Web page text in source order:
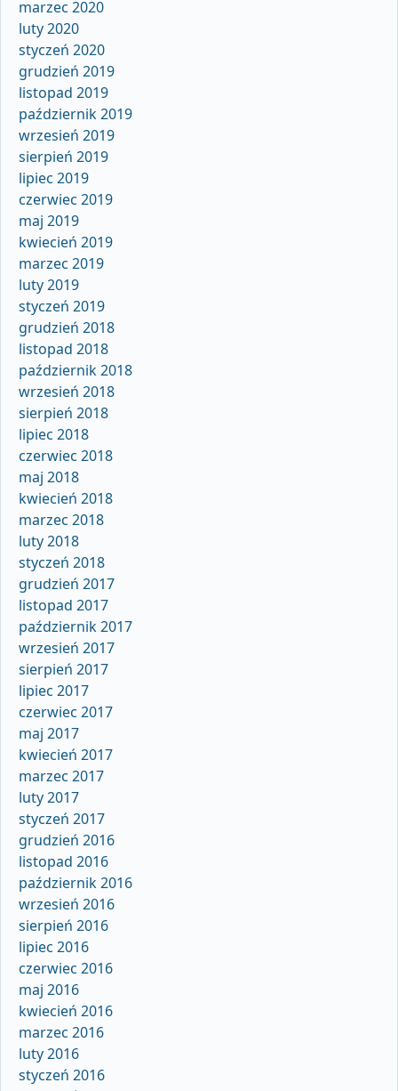
marzec 2020
luty 2020
styczeń 2020
grudzień 2019
listopad 2019
październik 2019
wrzesień 2019
sierpień 2019
lipiec 2019
czerwiec 2019
maj 2019
kwiecień 2019
marzec 2019
luty 2019
styczeń 2019
grudzień 2018
listopad 2018
październik 2018
wrzesień 2018
sierpień 2018
lipiec 2018
czerwiec 2018
maj 2018
kwiecień 2018
marzec 2018
luty 2018
styczeń 2018
grudzień 2017
listopad 2017
październik 2017
wrzesień 2017
sierpień 2017
lipiec 2017
czerwiec 2017
maj 2017
kwiecień 2017
marzec 2017
luty 2017
styczeń 2017
grudzień 2016
listopad 2016
październik 2016
wrzesień 2016
sierpień 2016
lipiec 2016
czerwiec 2016
maj 2016
kwiecień 2016
marzec 2016
luty 2016
styczeń 2016